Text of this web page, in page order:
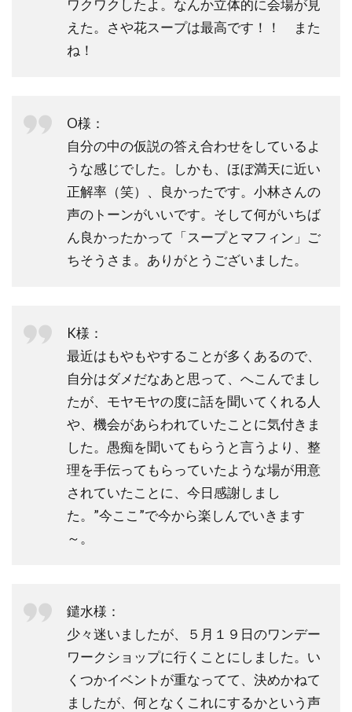
ワクワクしたよ。なんか立体的に会場が見
えた。さや花スープは最高です！！ また
ね！
O様：
自分の中の仮説の答え合わせをしているよ
うな感じでした。しかも、ほぼ満天に近い
正解率（笑）、良かったです。小林さんの
声のトーンがいいです。そして何がいちば
ん良かったかって「スープとマフィン」ご
ちそうさま。ありがとうございました。
K様：
最近はもやもやすることが多くあるので、
自分はダメだなあと思って、へこんでまし
たが、モヤモヤの度に話を聞いてくれる人
や、機会があらわれていたことに気付きま
した。愚痴を聞いてもらうと言うより、整
理を手伝ってもらっていたような場が用意
されていたことに、今日感謝しまし
た。”今ここ”で今から楽しんでいきます
～。
鑓水様：
少々迷いましたが、５月１９日のワンデー
ワークショップに行くことにしました。い
くつかイベントが重なってて、決めかねて
ましたが、何となくこれにするかという声